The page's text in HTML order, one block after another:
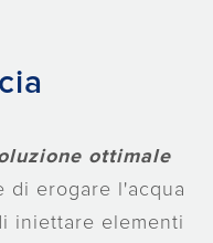
ottimale
di erogare l'acqua
iniettare elementi